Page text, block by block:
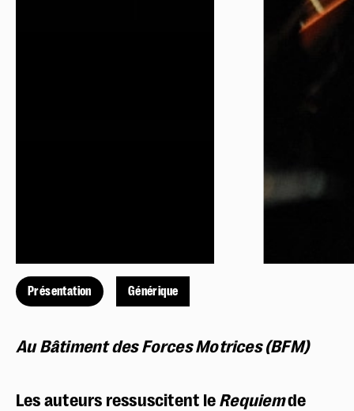
Présentation Générique
Au Bâtiment des Forces Motrices (BFM)
Les auteurs ressuscitent le Requiemde